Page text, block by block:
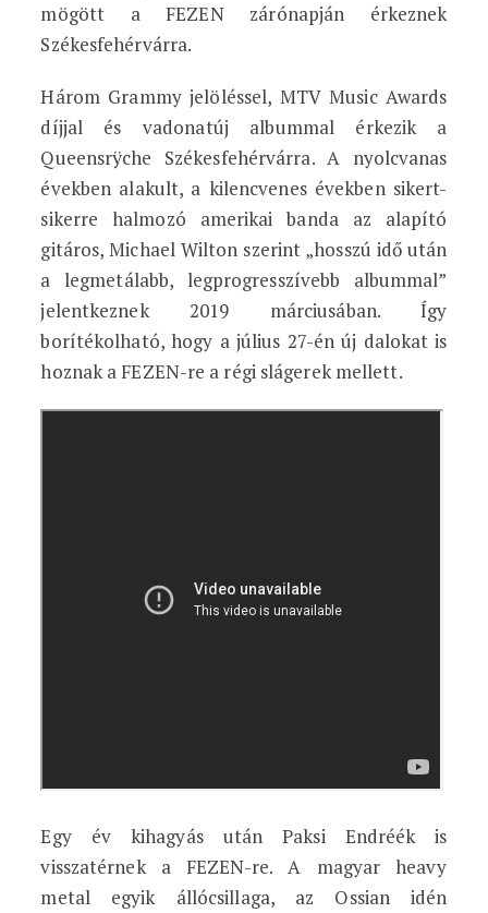
mögött a FEZEN zárónapján érkeznek
Székesfehérvárra.
Három Grammy jelöléssel, MTV Music Awards
díjjal és vadonatúj albummal érkezik a
Queensrÿche Székesfehérvárra. A nyolcvanas
években alakult, a kilencvenes években sikert-
sikerre halmozó amerikai banda az alapító
gitáros, Michael Wilton szerint „hosszú idő után
a legmetálabb, legprogresszívebb albummal”
jelentkeznek 2019 márciusában. Így
borítékolható, hogy a július 27-én új dalokat is
hoznak a FEZEN-re a régi slágerek mellett.
Egy év kihagyás után Paksi Endréék is
visszatérnek a FEZEN-re. A magyar heavy
metal egyik állócsillaga, az Ossian idén